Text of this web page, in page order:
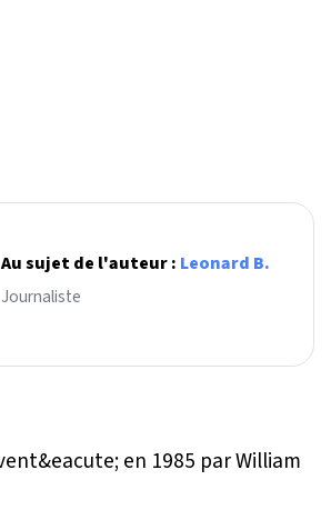
Au sujet de l'auteur : Leonard B.
Journaliste